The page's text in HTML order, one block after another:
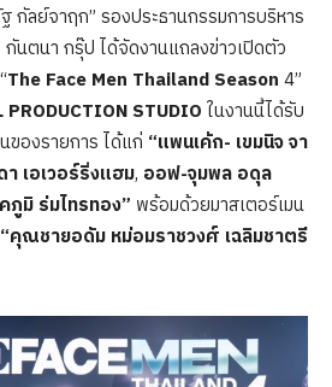
กัลย์จาฤก” รองประธานกรรมการบริหาร
นตนา กรุ๊ป ได้จัดงานแถลงข่าวเปิดตัว
The Face Men Thailand Season 4”
STUDIO ในงานนี้ได้รับ
ของรายการ ได้แก่ “แพนเค้ก- เขมนิจ จา
เอเวอร์ริ่งแฮม, ออฟ-จุมพล อดุล
มิ ร่มไทรทอง” พร้อมด้วยมาสเตอร์เมน
“คุณชายอดัม หม่อมราชวงศ์ เฉลิมชาตรี